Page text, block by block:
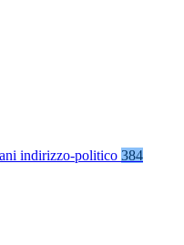
indirizzo-politico 384